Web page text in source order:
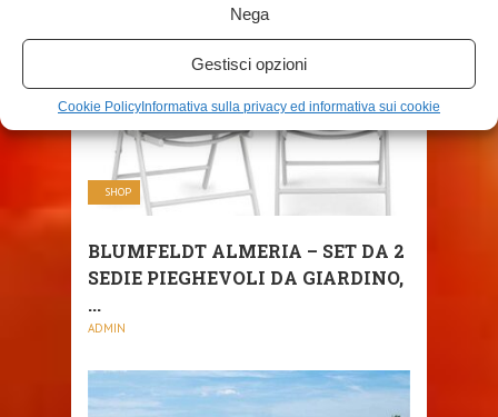
Nega
Gestisci opzioni
Cookie Policy Informativa sulla privacy ed informativa sui cookie
SHOP
BLUMFELDT ALMERIA – SET DA 2
SEDIE PIEGHEVOLI DA GIARDINO,
...
ADMIN